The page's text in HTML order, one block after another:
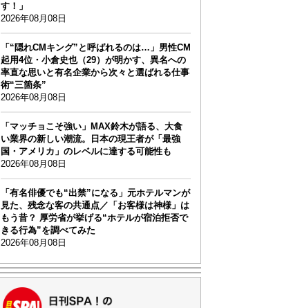
す！」
2026年08月08日
「“隠れCMキング”と呼ばれるのは…」男性CM
起用4位・小倉史也（29）が明かす、異名への
率直な思いと有名企業から次々と選ばれる仕事
術“三箇条”
2026年08月08日
「マッチョこそ強い」MAX鈴木が語る、大食
い業界の新しい潮流。日本の現王者が「最強
国・アメリカ」のレベルに達する可能性も
2026年08月08日
「有名俳優でも“出禁”になる」元ホテルマンが
見た、残念な客の共通点／「お客様は神様」は
もう昔？ 厚労省が挙げる“ホテルが宿泊拒否で
きる行為”を調べてみた
2026年08月08日